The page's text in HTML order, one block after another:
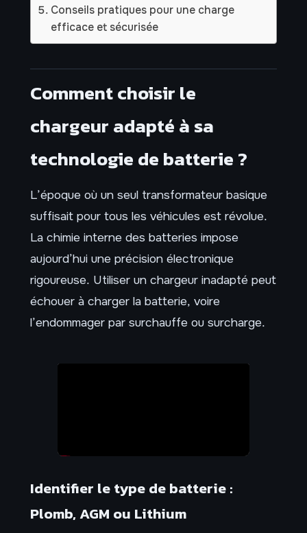
Conseils pratiques pour une charge
efficace et sécurisée
Comment choisir le
chargeur adapté à sa
technologie de batterie ?
L’époque où un seul transformateur basique
suffisait pour tous les véhicules est révolue.
La chimie interne des batteries impose
aujourd’hui une précision électronique
rigoureuse. Utiliser un chargeur inadapté peut
échouer à charger la batterie, voire
l’endommager par surchauffe ou surcharge.
Identifier le type de batterie :
Plomb, AGM ou Lithium